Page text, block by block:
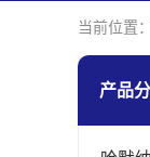
当前位置：
产品